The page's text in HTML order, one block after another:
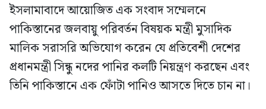
ইসলামাবাদে আয়োজিত এক সংবাদ সম্মেলনে
পাকিস্তানের জলবায়ু পরিবর্তন বিষয়ক মন্ত্রী মুসাদিক
মালিক সরাসরি অভিযোগ করেন যে প্রতিবেশী দেশের
প্রধানমন্ত্রী সিন্ধু নদের পানির কলটি নিয়ন্ত্রণ করছেন এবং
তিনি পাকিস্তানে এক ফোঁটা পানিও আসতে দিতে চান না।